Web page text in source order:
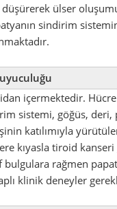
ülser
sindirim
içermektedir.
sistemi, göğüs, deri,
katılımıyla
kıyasla tiroid
rağmen
klinik deneyler